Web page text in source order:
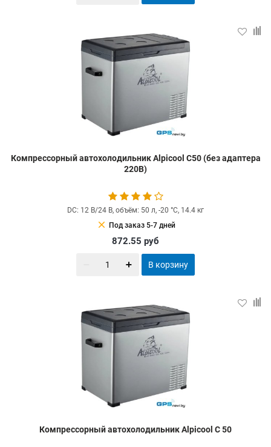
Компрессорный автохолодильник Alpicool C50 (без адаптера
220В)
DC: 12 В/24 В, объём: 50 л, -20 °С, 14.4 кг
clear Под заказ 5-7 дней
872.55 руб
В корзину
Компрессорный автохолодильник Alpicool C 50